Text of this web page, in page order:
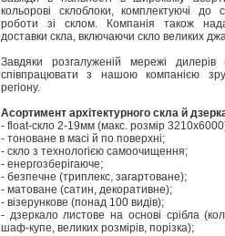
кольорові склоблоки, комплектуючі до
роботи зі склом. Компанія також
доставки скла, включаючи скло великих
Завдяки розгалуженій мережі дилерів
співпрацювати з нашою компанією
регіону.
Асортимент архітектурного скла й
- float-скло 2-19мм (макс. розмір
- тоноване в масі й по поверхні;
- скло з технологією самоочищення;
- енергозберігаюче;
- безпечне (триплекс, загартоване);
- матоване (сатин, декоративне);
- візерункове (понад 100 видів);
- дзеркало листове на основі срібла
шаф-купе, великих розмірів, порізка);